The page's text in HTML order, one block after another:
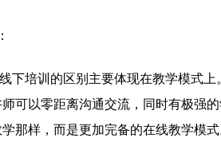
培训的区别主要体现在教学模式上
可以零距离沟通交流，同时有极强
那样，而是更加完备的在线教学模